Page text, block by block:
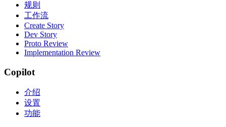
规则
工作流
Create Story
Dev Story
Proto Review
Implementation Review
Copilot
介绍
设置
功能